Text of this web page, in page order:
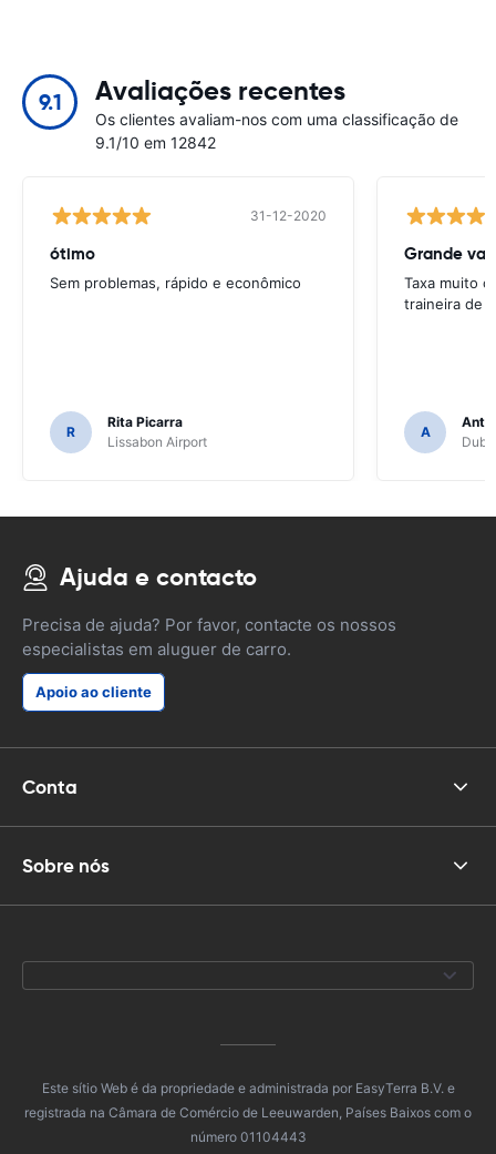
9.1 Avaliações recentes
Os clientes avaliam-nos com uma classificação de
9.1/10 em 12842
31-12-2020
ótimo
Sem problemas, rápido e econômico
R
Rita Picarra
Lissabon Airport
Grande
Taxa muito
traineira de
A
Ajuda e contacto
Precisa de ajuda? Por favor, contacte os nossos
especialistas em aluguer de carro.
Apoio ao cliente
Conta
Sobre nós
Este sítio Web é da propriedade e administrada por EasyTerra B.V. e
registrada na Câmara de Comércio de Leeuwarden, Países Baixos com o
número 01104443